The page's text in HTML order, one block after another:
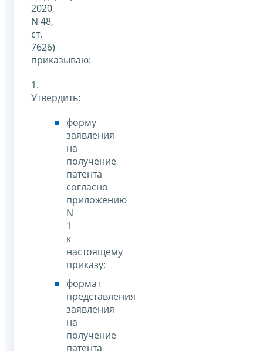
2020,
N 48,
ст.
7626)
приказываю:
1.
Утвердить:
форму
заявления
на
получение
патента
согласно
приложению
N
1
к
настоящему
приказу;
формат
представления
заявления
на
получение
патента